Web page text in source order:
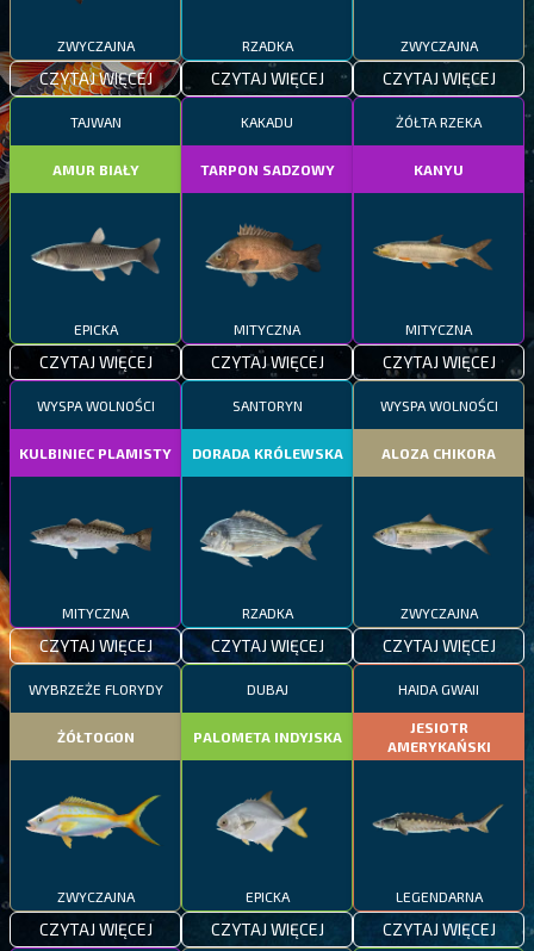
ZWYCZAJNA
CZYTAJ WIĘCEJ
RZADKA
CZYTAJ WIĘCEJ
ZWYCZAJNA
CZYTAJ WIĘCEJ
TAJWAN
AMUR BIAŁY
EPICKA
CZYTAJ WIĘCEJ
KAKADU
TARPON SADZOWY
MITYCZNA
CZYTAJ WIĘCEJ
ŻÓŁTA RZEKA
KANYU
MITYCZNA
CZYTAJ WIĘCEJ
WYSPA WOLNOŚCI
KULBINIEC PLAMISTY
MITYCZNA
CZYTAJ WIĘCEJ
SANTORYN
DORADA KRÓLEWSKA
RZADKA
CZYTAJ WIĘCEJ
WYSPA WOLNOŚCI
ALOZA CHIKORA
ZWYCZAJNA
CZYTAJ WIĘCEJ
WYBRZEŻE FLORYDY
ŻÓŁTOGON
ZWYCZAJNA
CZYTAJ WIĘCEJ
DUBAJ
PALOMETA INDYJSKA
EPICKA
CZYTAJ WIĘCEJ
HAIDA GWAII
JESIOTR
AMERYKAŃSKI
LEGENDARNA
CZYTAJ WIĘCEJ